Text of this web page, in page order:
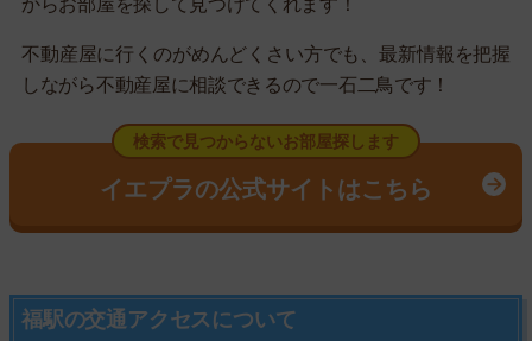
からお部屋を探して見つけてくれます！
不動産屋に行くのがめんどくさい方でも、最新情報を把握
しながら不動産屋に相談できるので一石二鳥です！
検索で見つからないお部屋探します
イエプラの公式サイトはこちら
福駅の交通アクセスについて